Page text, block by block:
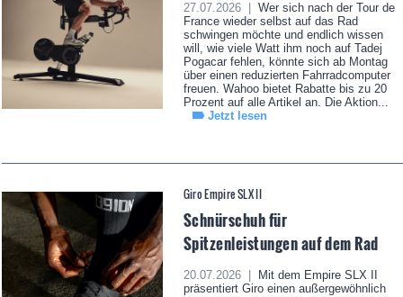
27.07.2026 |
Wer sich nach der Tour de
France wieder selbst auf das Rad
schwingen möchte und endlich wissen
will, wie viele Watt ihm noch auf Tadej
Pogacar fehlen, könnte sich ab Montag
über einen reduzierten Fahrradcomputer
freuen. Wahoo bietet Rabatte bis zu 20
Prozent auf alle Artikel an. Die Aktion...
Jetzt lesen
Giro Empire SLX II
Schnürschuh für
Spitzenleistungen auf dem Rad
20.07.2026 |
Mit dem Empire SLX II
präsentiert Giro einen außergewöhnlich